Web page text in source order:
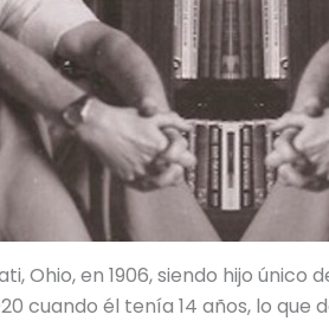
Ohio, en 1906, siendo hijo único
cuando él tenía 14 años, lo